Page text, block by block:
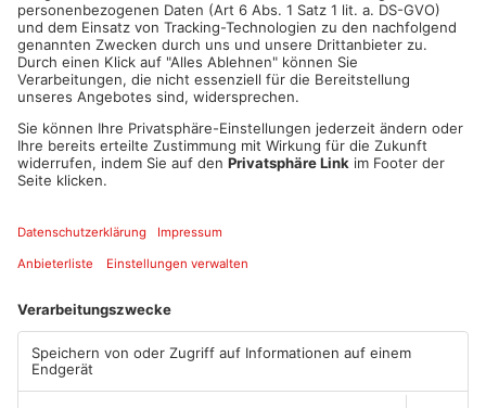
Gemeinschaft im Anschluss
Nach den Gottesdiensten nutzten viele die Gelegenheit, um
gemeinsam den Tag zu beginnen. In Orten wie Hösbach,
Niedernberg oder Eichenbühl gab es anschließend ein
gemütliches Frühstück, bei dem der Nikolaustag in geselliger
Runde gefeiert wurde. Die Rorate-Messen sind ein besonderes
Erlebnis, das in der oft hektischen Vorweihnachtszeit für einen
Moment der Besinnung sorgt – und die Vorfreude auf das
ANZEIGE